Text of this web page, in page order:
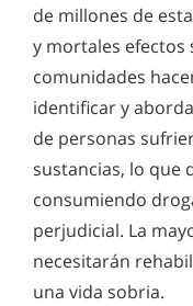
Para ayudar a una
familiares y amigos
signos de su
identificados, una
para salvar a la
muerte.
Señales y
Signos y síntomas
Hallucinogens and
¿Qué es
Signos y síntomas
¿Qué son las
Benzodiazepinas,
muy antiguo. El
desde su inicio, con
casi todas las frutas,
asumir que la
confrontar y resolver
humana.
de millones de
y mortales efectos
comunidades
identificar y
de personas
sustancias, lo que
consumiendo
perjudicial. La
necesitarán
una vida sobria.